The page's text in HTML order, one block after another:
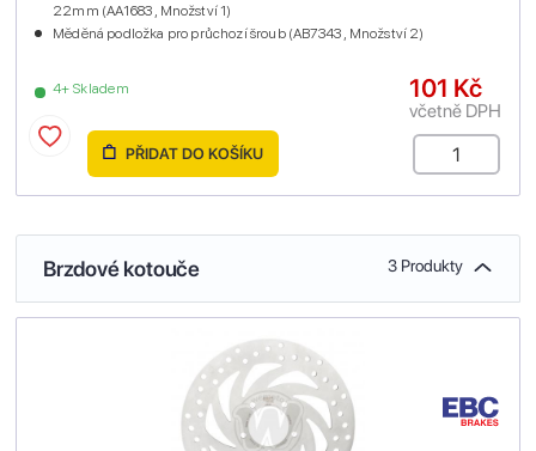
4+ Skladem
22mm (AA1683 , Množství 1)
Měděná podložka pro průchozí šroub (AB7343 , Množství 2)
101 Kč
včetně DPH
PŘIDAT DO KOŠÍKU
Brzdové kotouče 3 Produkty